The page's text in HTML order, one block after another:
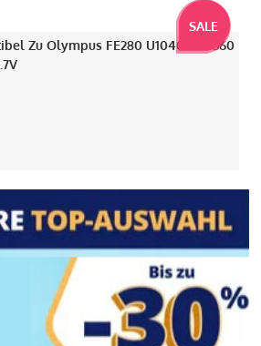
SALE
Zu Olympus FE280 U1040 330 360